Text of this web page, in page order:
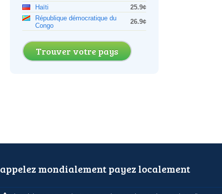
Haïti
25.9¢
République démocratique du
Congo
26.9¢
Trouver votre pays
appelez mondialement payez localement